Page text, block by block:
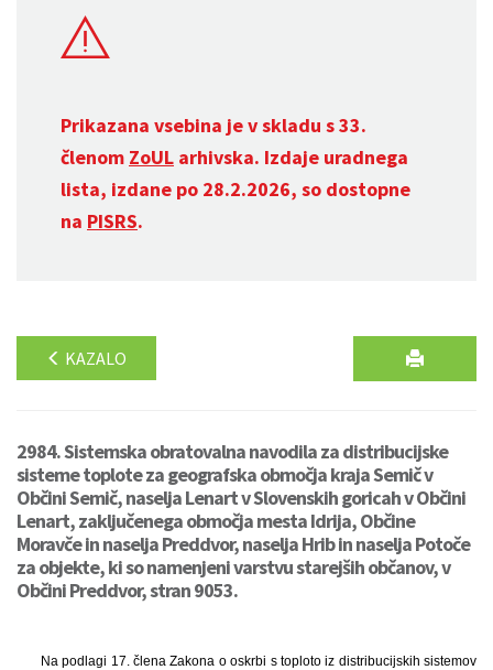
Prikazana vsebina je v skladu s 33.
členom ZoUL arhivska. Izdaje uradnega
lista, izdane po 28.2.2026, so dostopne
na PISRS.
KAZALO
2984. Sistemska obratovalna navodila za distribucijske
sisteme toplote za geografska območja kraja Semič v
Občini Semič, naselja Lenart v Slovenskih goricah v Občini
Lenart, zaključenega območja mesta Idrija, Občine
Moravče in naselja Preddvor, naselja Hrib in naselja Potoče
za objekte, ki so namenjeni varstvu starejših občanov, v
Občini Preddvor, stran 9053.
Na podlagi 17. člena Zakona o oskrbi s toploto iz distribucijskih sistemov